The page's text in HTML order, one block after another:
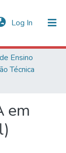
Log In (current)
Ensino
Técnica
em